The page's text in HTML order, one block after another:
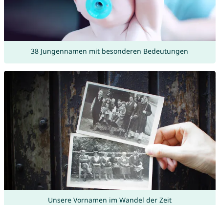
38 Jungennamen mit besonderen Bedeutungen
Unsere Vornamen im Wandel der Zeit